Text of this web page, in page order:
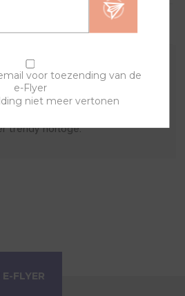
van acryl. Met deze kunststof
banden kan je zelf je horloge
trendy horloge.
voor toezending van de
e-Flyer
niet meer vertonen